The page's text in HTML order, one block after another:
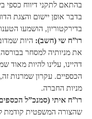
בהתאם לתקני דיווח כספי
בדירקטוריון, הושמעו
רו”ח שי (חשב): היות
את מניותיה למסחר בבורסה,
דהיינו, עלינו להיות מאוד
הכספיים. עקרון שמרנות
מניות החברה.
רו”ח איתי (סמנכ”ל
שהצורה המשפטית קודמת